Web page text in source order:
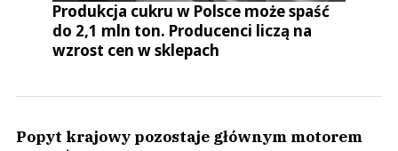
Produkcja cukru w Polsce może spaść
do 2,1 mln ton. Producenci liczą na
wzrost cen w sklepach
Popyt krajowy pozostaje głównym motorem